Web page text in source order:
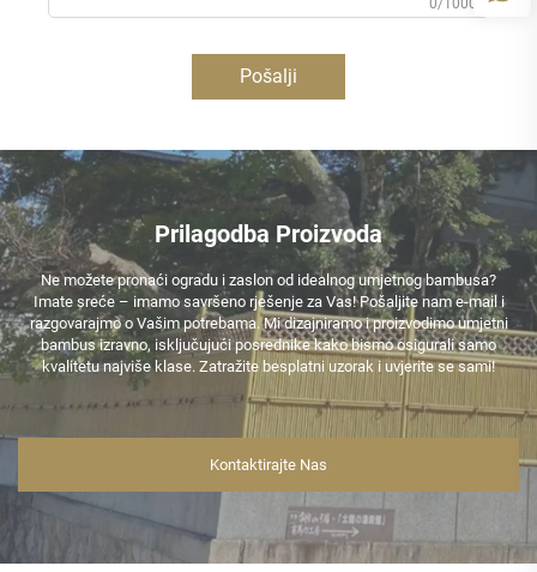
Pošalji
Prilagodba Proizvoda
Ne možete pronaći ogradu i zaslon od idealnog umjetnog bambusa?
Imate sreće – imamo savršeno rješenje za Vas! Pošaljite nam e-mail i
razgovarajmo o Vašim potrebama. Mi dizajniramo i proizvodimo umjetni
bambus izravno, isključujući posrednike kako bismo osigurali samo
kvalitetu najviše klase. Zatražite besplatni uzorak i uvjerite se sami!
Kontaktirajte Nas